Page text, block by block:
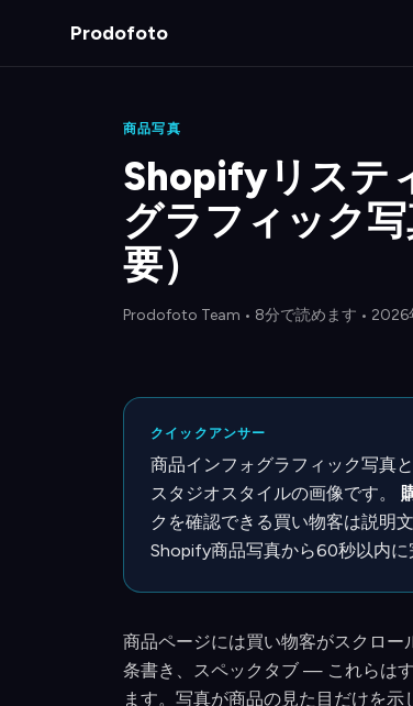
Prodofoto
商品写真
Shopifyリステ
グラフィック
要）
Prodofoto Team • 8分で読めます •
クイックアンサー
商品インフォグラフィック写真
スタジオスタイルの画像です。
クを確認できる買い物客は説明
Shopify商品写真から60秒以内に
商品ページには買い物客がスクロ
条書き、スペックタブ — これらは
ます。写真が商品の見た目だけを示